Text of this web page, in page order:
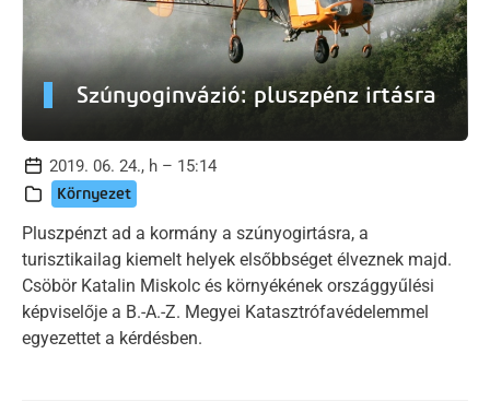
Szúnyoginvázió: pluszpénz irtásra
2019. 06. 24., h – 15:14
Környezet
Pluszpénzt ad a kormány a szúnyogirtásra, a
turisztikailag kiemelt helyek elsőbbséget élveznek majd.
Csöbör Katalin Miskolc és környékének országgyűlési
képviselője a B.-A.-Z. Megyei Katasztrófavédelemmel
egyezettet a kérdésben.